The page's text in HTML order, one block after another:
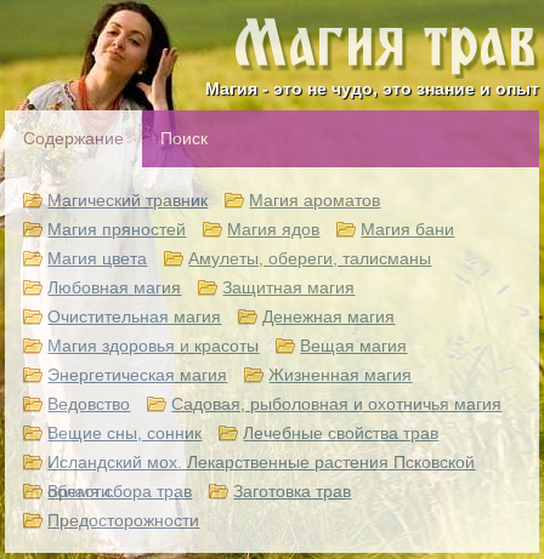
Магия - это не чудо, это знание и опыт
Содержание Поиск
Магический травник
Магия ароматов
Магия пряностей
Магия ядов
Магия бани
Магия цвета
Амулеты, обереги, талисманы
Любовная магия
Защитная магия
Очистительная магия
Денежная магия
Магия здоровья и красоты
Вещая магия
Энергетическая магия
Жизненная магия
Ведовство
Садовая, рыболовная и охотничья магия
Вещие сны, сонник
Лечебные свойства трав
Исландский мох. Лекарственные растения Псковской
области.
Время сбора трав
Заготовка трав
Предосторожности